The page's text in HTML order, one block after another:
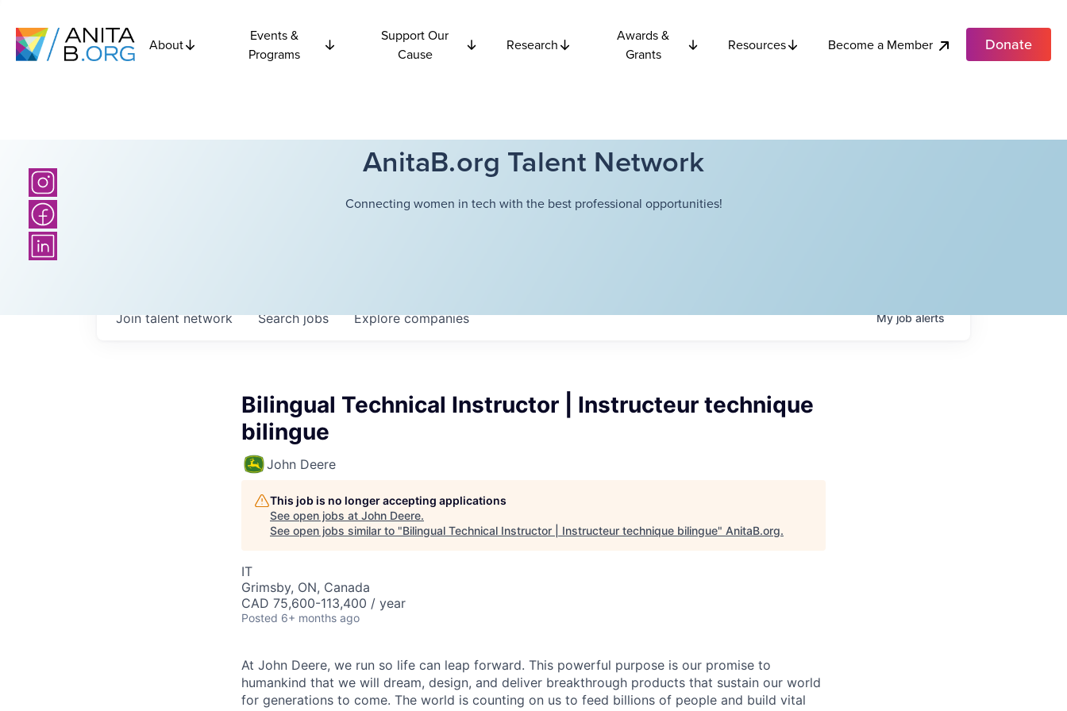
About
Events &
Programs
Support Our
Cause
Research
Awards &
Grants
Resources Become a Member Donate
AnitaB.org Talent Network
Connecting women in tech with the best professional opportunities!
Searchjobs Explorecompanies
Join talent network Myjobalerts
Bilingual Technical Instructor | Instructeur technique
bilingue
John Deere
This job is no longer accepting applications
See open jobs at John Deere.
See open jobs similar to "Bilingual Technical Instructor | Instructeur technique bilingue" AnitaB.org.
IT
Grimsby, ON, Canada
CAD 75,600-113,400 / year
Posted 6+ months ago
At John Deere, we run so life can leap forward. This powerful purpose is our promise to
humankind that we will dream, design, and deliver breakthrough products that sustain our world
for generations to come. The world is counting on us to feed billions of people and build vital